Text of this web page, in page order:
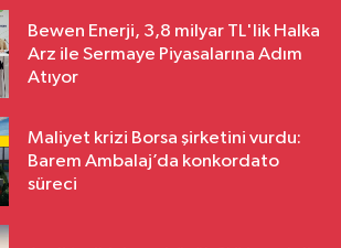
Bewen Enerji, 3,8 milyar TL'lik Halka
Arz ile Sermaye Piyasalarına Adım
Atıyor
Maliyet krizi Borsa şirketini vurdu:
Barem Ambalaj’da konkordato
süreci